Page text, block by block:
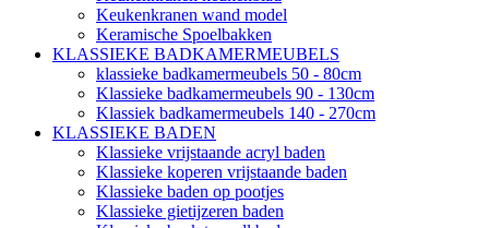
Keukenkranen wand model
Keramische Spoelbakken
KLASSIEKE BADKAMERMEUBELS
klassieke badkamermeubels 50 - 80cm
Klassieke badkamermeubels 90 - 130cm
Klassiek badkamermeubels 140 - 270cm
KLASSIEKE BADEN
Klassieke vrijstaande acryl baden
Klassieke koperen vrijstaande baden
Klassieke baden op pootjes
Klassieke gietijzeren baden